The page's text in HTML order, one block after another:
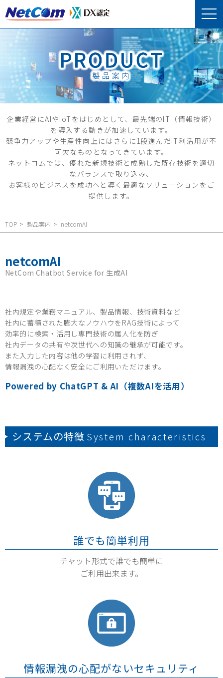
企業経営にAIやIoTをはじめとして、最先端のIT（情報技術）
を導入する動きが加速しています。
競争力アップや生産性向上にはさらに1段進んだIT利活用が不
可欠なものとなってきています。
ネットコムでは、優れた新規技術と成熟した既存技術を適切
なバランスで取り込み、
お客様のビジネスを成功へと導く最適なソリューションをご
提供します。
TOP 製品案内 netcomAI
netcomAI
NetCom Chatbot Service for 生成AI
社内規定や業務マニュアル、製品情報、技術資料など
社内に蓄積された膨大なノウハウをRAG技術によって
効率的に検索・活用し専門技術の属人化を防ぎ
社内データの共有や次世代への知識の継承が可能です。
また入力した内容は他の学習に利用されず、
情報漏洩の心配なく安全にご利用いただけます。
Powered by ChatGPT & AI（複数AIを活用）
システムの特徴 System characteristics
誰でも簡単利用
チャット形式で誰でも簡単に
ご利用出来ます。
情報漏洩の心配がないセキュリティ